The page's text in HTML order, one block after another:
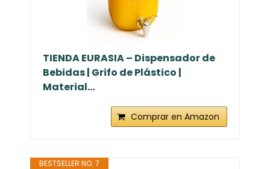
TIENDA EURASIA – Dispensador de
Bebidas | Grifo de Plástico |
Material...
Comprar en Amazon
BESTSELLER NO. 7